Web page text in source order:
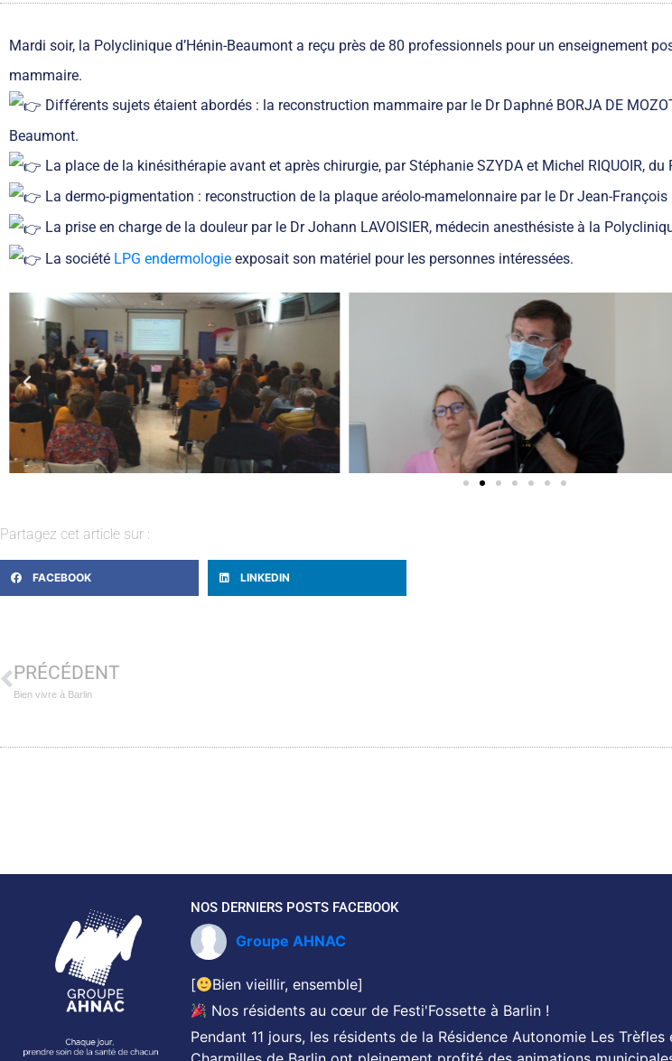
Mardi soir, la Polyclinique d’Hénin-Beaumont a reçu près de 80 professionnels pour un enseignement
mammaire.
Différents sujets étaient abordés : la reconstruction mammaire par le Dr Daphné BORJA DE
Beaumont.
La place de la kinésithérapie avant et après chirurgie, par Stéphanie SZYDA et Michel RIQUOIR, du
La dermo-pigmentation : reconstruction de la plaque aréolo-mamelonnaire par le Dr Jean-François
La prise en charge de la douleur par le Dr Johann LAVOISIER, médecin anesthésiste à la
La société LPG endermologie exposait son matériel pour les personnes intéressées.
Partagez cet article sur :
FACEBOOK LINKEDIN
PRÉCÉDENT
Bien vivre à Barlin
NOS DERNIERS POSTS FACEBOOK
Groupe AHNAC
[
Bien vieillir, ensemble]
Nos résidents au cœur de Festi'Fossette à Barlin !
Pendant 11 jours, les résidents de la Résidence Autonomie Les Trèfles